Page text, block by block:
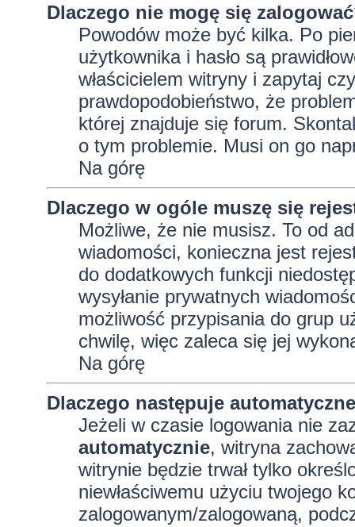
Dlaczego nie mogę się
Powodów może być kilka. Po
użytkownika i hasło są
właścicielem witryny i zapytaj
prawdopodobieństwo, że
której znajduje się forum.
o tym problemie. Musi on go
Na górę
Dlaczego w ogóle muszę się
Możliwe, że nie musisz. To od
wiadomości, konieczna jest
do dodatkowych funkcji
wysyłanie prywatnych
możliwość przypisania do grup
chwilę, więc zaleca się jej
Na górę
Dlaczego następuje
Jeżeli w czasie logowania nie
automatycznie, witryna
witrynie będzie trwał tylko
niewłaściwemu użyciu twojego
zalogowanym/zalogowaną,